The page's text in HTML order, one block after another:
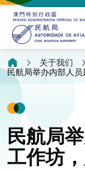
关于我们
民航局举办内部人
民航局
工作坊